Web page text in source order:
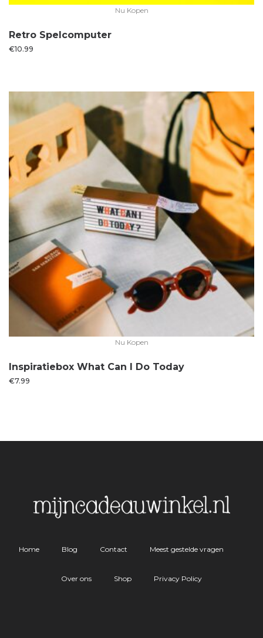
Nu Kopen
Retro Spelcomputer
€10.99
Nu Kopen
Inspiratiebox What Can I Do Today
€7.99
Home Blog Contact Meest gestelde vragen
Over ons Shop Privacy Policy